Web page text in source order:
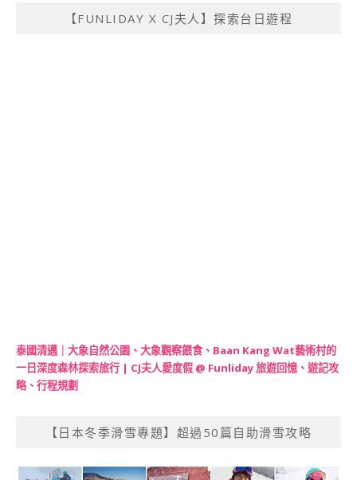
【FUNLIDAY X CJ夫人】探索台日遊程
泰國清邁｜大象自然公園、大象觀察餵食、Baan Kang Wat藝術村的
一日深度森林探索旅行 | CJ夫人愛度假 @ Funliday 旅遊回憶、遊記攻
略、行程規劃
【日本冬季滑雪專題】超過50篇自助滑雪攻略